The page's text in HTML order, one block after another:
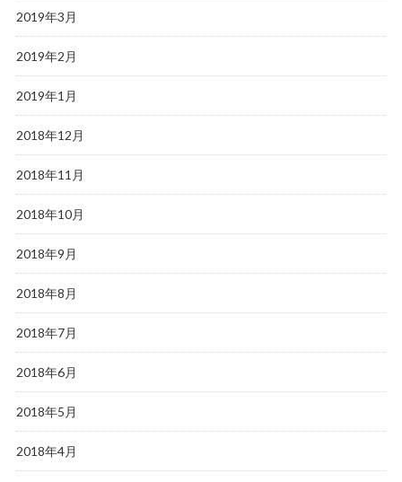
2019年3月
2019年2月
2019年1月
2018年12月
2018年11月
2018年10月
2018年9月
2018年8月
2018年7月
2018年6月
2018年5月
2018年4月